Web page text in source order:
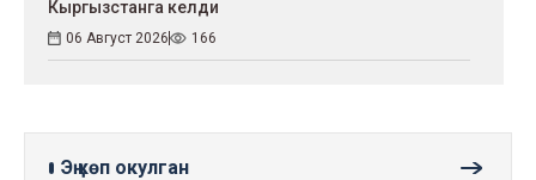
Кыргызстанга келди
06 Август 2026 166
Эң көп окулган